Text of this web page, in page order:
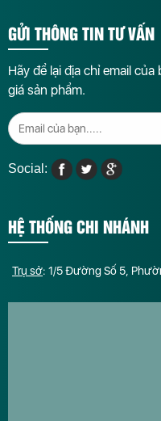
GỬI THÔNG TIN TƯ VẤN
Hãy để lại địa chỉ email
giá sản phẩm.
Social:
HỆ THỐNG CHI NHÁNH
Trụ sở: 1/5 Đường Số 5,